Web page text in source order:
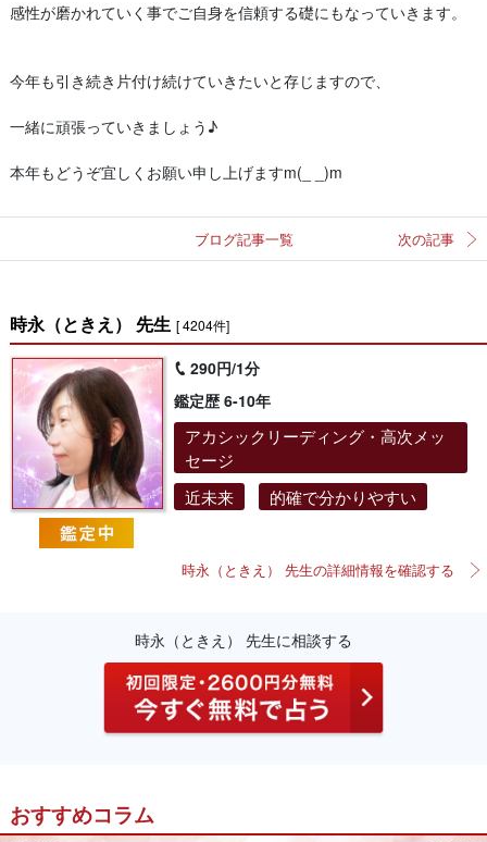
感性が磨かれていく事でご自身を信頼する礎にもなっていきます。
今年も引き続き片付け続けていきたいと存じますので、
一緒に頑張っていきましょう♪
本年もどうぞ宜しくお願い申し上げますm(_ _)m
ブログ記事一覧 次の記事
時永（ときえ） 先生 [ 4204件]
290円/1分
鑑定歴 6-10年
アカシックリーディング・高次メッ
セージ
近未来
的確で分かりやすい
時永（ときえ） 先生の詳細情報を確認する
時永（ときえ） 先生に相談する
おすすめコラム